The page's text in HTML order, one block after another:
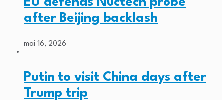
after Beijing backlash
mai 16, 2026
Putin to visit China days after
Trump trip